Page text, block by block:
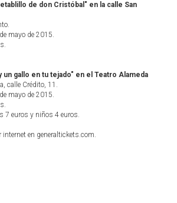
de don Cristóbal" en la calle San
mayo de 2015.
un gallo en tu tejado" en el Teatro Alameda
calle Crédito, 11.
mayo de 2015.
7 euros y niños 4 euros.
internet en generaltickets.com.